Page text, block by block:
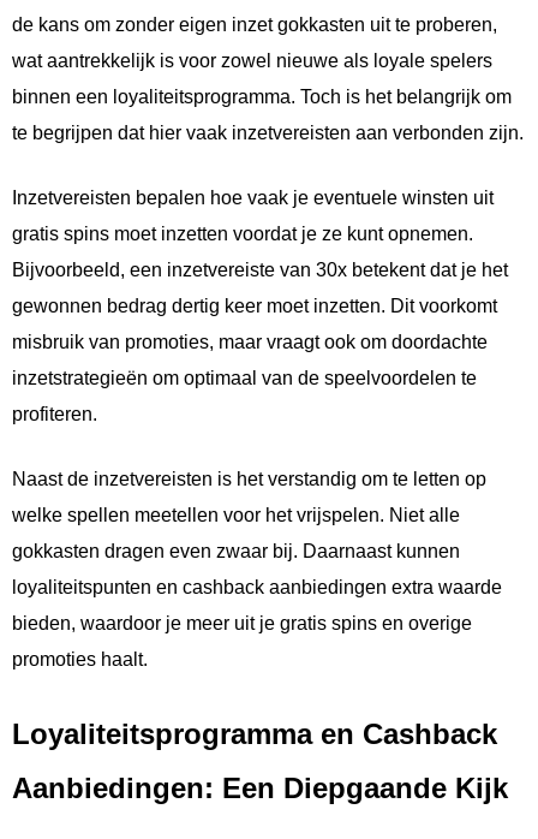
de kans om zonder eigen inzet gokkasten uit te proberen,
wat aantrekkelijk is voor zowel nieuwe als loyale spelers
binnen een loyaliteitsprogramma. Toch is het belangrijk om
te begrijpen dat hier vaak inzetvereisten aan verbonden zijn.
Inzetvereisten bepalen hoe vaak je eventuele winsten uit
gratis spins moet inzetten voordat je ze kunt opnemen.
Bijvoorbeeld, een inzetvereiste van 30x betekent dat je het
gewonnen bedrag dertig keer moet inzetten. Dit voorkomt
misbruik van promoties, maar vraagt ook om doordachte
inzetstrategieën om optimaal van de speelvoordelen te
profiteren.
Naast de inzetvereisten is het verstandig om te letten op
welke spellen meetellen voor het vrijspelen. Niet alle
gokkasten dragen even zwaar bij. Daarnaast kunnen
loyaliteitspunten en cashback aanbiedingen extra waarde
bieden, waardoor je meer uit je gratis spins en overige
promoties haalt.
Loyaliteitsprogramma en Cashback
Aanbiedingen: Een Diepgaande Kijk